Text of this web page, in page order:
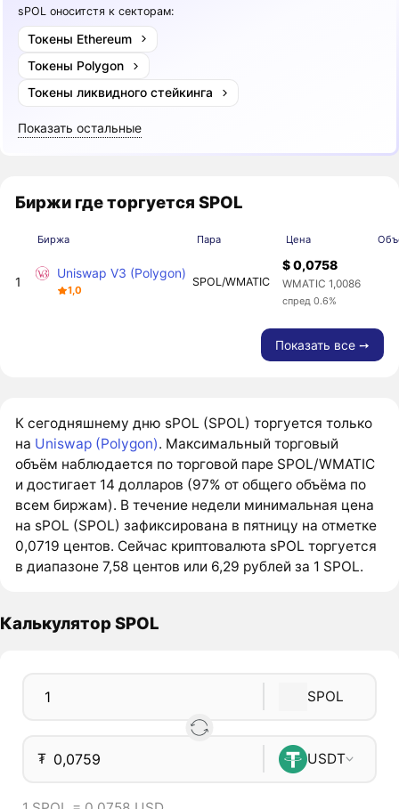
sPOL оноситстя к секторам:
Токены Ethereum
Токены Polygon
Токены ликвидного стейкинга
Показать остальные
Биржи где торгуется SPOL
Биржа Пара Цена
1
Uniswap V3 (Polygon)
1,0
SPOL/WMATIC
$ 0,0758
WMATIC 1,0086
спред 0.6%
Показать все ➙
К сегодняшнему дню sPOL (SPOL) торгуется только
на Uniswap (Polygon). Максимальный торговый
объём наблюдается по торговой паре SPOL/WMATIC
и достигает 14 долларов (97% от общего объёма по
всем биржам). В течение недели минимальная цена
на sPOL (SPOL) зафиксирована в пятницу на отметке
0,0719 центов. Сейчас криптовалюта sPOL торгуется
в диапазоне 7,58 центов или 6,29 рублей за 1 SPOL.
Калькулятор SPOL
SPOL
₮ USDT